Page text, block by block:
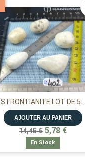
STRONTIANITE LOT DE 5...
AJOUTER AU PANIER
14,45 € 5,78 €
En Stock